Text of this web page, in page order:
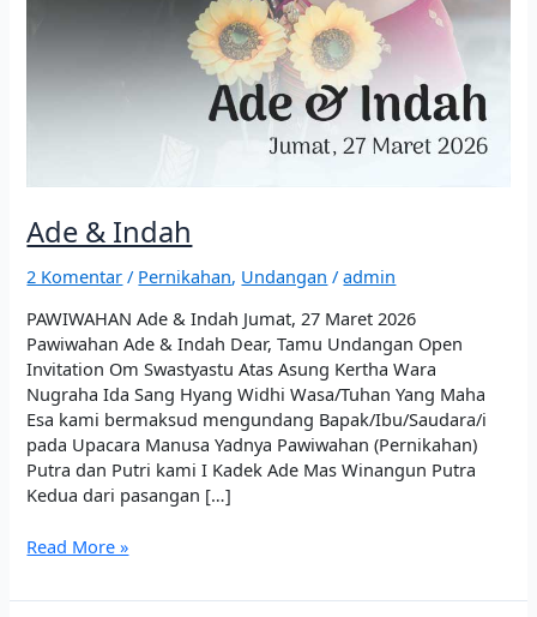
Ade & Indah
2 Komentar / Pernikahan, Undangan /admin
PAWIWAHAN Ade & Indah Jumat, 27 Maret 2026
Pawiwahan Ade & Indah Dear, Tamu Undangan Open
Invitation Om Swastyastu Atas Asung Kertha Wara
Nugraha Ida Sang Hyang Widhi Wasa/Tuhan Yang Maha
Esa kami bermaksud mengundang Bapak/Ibu/Saudara/i
pada Upacara Manusa Yadnya Pawiwahan (Pernikahan)
Putra dan Putri kami I Kadek Ade Mas Winangun Putra
Kedua dari pasangan […]
Read More »